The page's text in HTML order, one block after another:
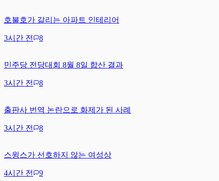
호불호가 갈리는 아파트 인테리어
3시간 전 8
민주당 전당대회 8월 8일 합산 결과
3시간 전 8
출판사 번역 논란으로 화제가 된 사례
3시간 전 8
스윙스가 선호하지 않는 여성상
4시간 전 9